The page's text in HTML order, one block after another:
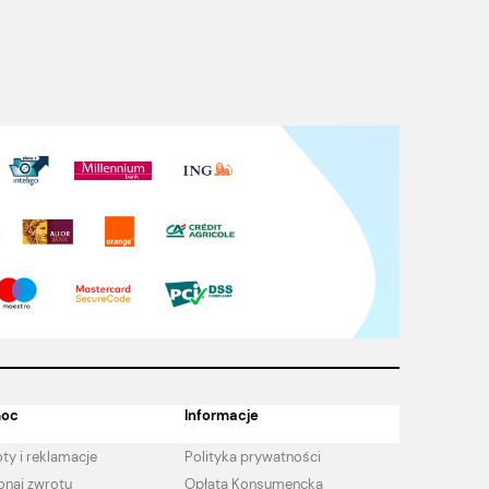
i reklamacje
zwrotu
Informacje
Polityka prywatności
Opłata Konsumencka